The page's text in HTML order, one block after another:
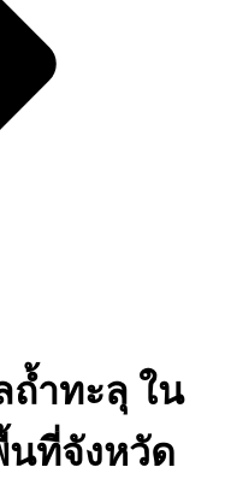
ำทะลุ ใน
นที่จังหวัด